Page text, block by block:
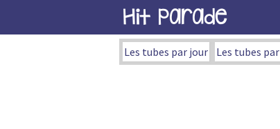
Hit Parade
Les tubes par jour Les tubes